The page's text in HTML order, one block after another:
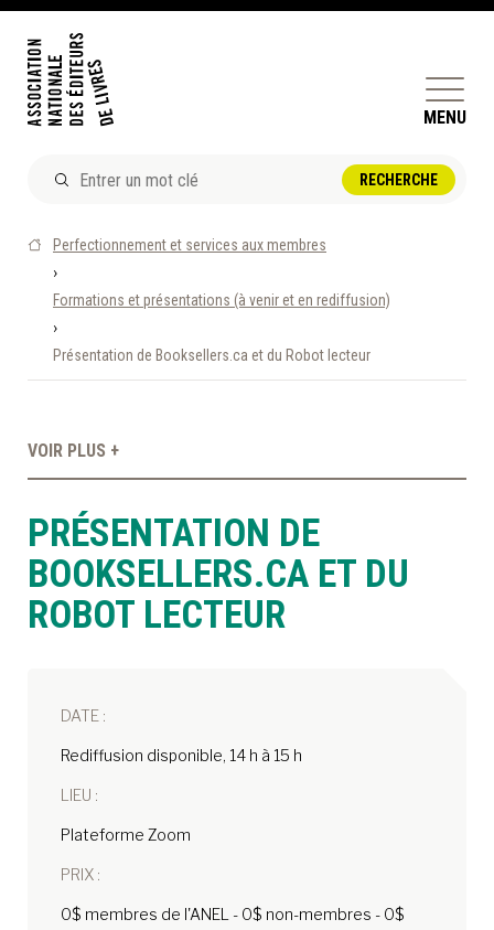
MENU
DOSSIERS ET ENJEUX
ÊTRE ÉDITEUR·TRICE
PERFECTIONNEMENT
ET SERVICES AUX MEMBRES
À LA POINTE DE LA PROFESSION
CALENDRIER
À PROPOS DEVENIR MEMBRE
Perfectionnement et services aux membres
›
Formations et présentations (à venir et en rediffusion)
›
Présentation de Booksellers.ca et du Robot lecteur
PRÉSENTATION DE
BOOKSELLERS.CA ET DU
ROBOT LECTEUR
DATE :
Rediffusion disponible, 14 h à 15 h
LIEU :
Plateforme Zoom
PRIX :
0$ membres de l'ANEL - 0$ non-membres - 0$
VOIR PLUS +